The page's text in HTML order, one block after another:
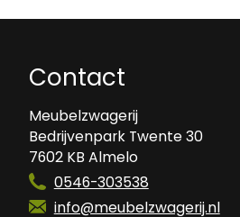
Contact
Meubelzwagerij
Bedrijvenpark Twente 30
7602 KB Almelo
0546-303538
info@meubelzwagerij.nl